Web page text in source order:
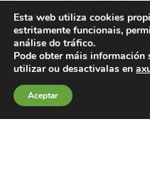
Esta web utiliza cookies
estritamente funcionais,
análise do tráfico.
Pode obter máis información
utilizar ou desactivalas en
Aceptar